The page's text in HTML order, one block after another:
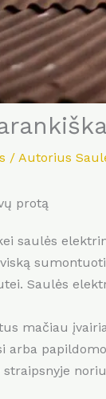
/ Autorius
protą
saulės
Saulės
mačiau
arba
straipsnyje